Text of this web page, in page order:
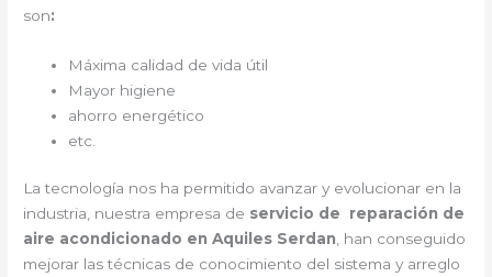
son:
Máxima calidad de vida útil
Mayor higiene
ahorro energético
etc.
La tecnología nos ha permitido avanzar y evolucionar en la
industria, nuestra empresa de servicio de reparación de
aire acondicionado en Aquiles Serdan, han conseguido
mejorar las técnicas de conocimiento del sistema y arreglo